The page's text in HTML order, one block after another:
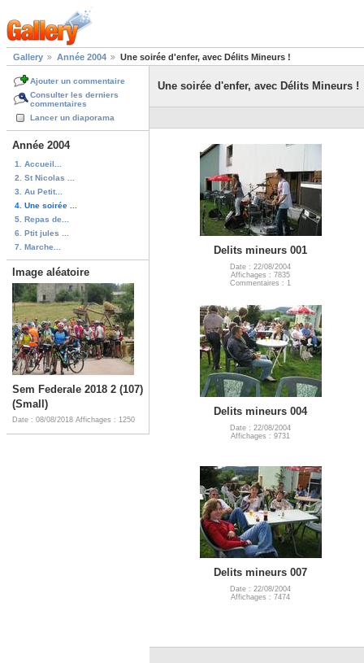
Gallery Année 2004 Une soirée d'enfer, avec Délits Mineurs !
Ajouter un commentaire
Consulter les derniers
commentaires
Lancer un diaporama
Année 2004
1. Accueil...
2. St Nicolas ...
3. Au Petit...
4. Une soirée ...
5. Repas de...
6. Ptit jules ...
7. Marche...
Image aléatoire
Sem Federale 2018 2 (107)
(Small)
Date : 08/08/2018 Affichages : 1250
Une soirée d'enfer, avec Délits Mineurs !
Delits mineurs 001
Date : 22/08/2004
Affichages : 7835
Commentaires : 1
Delits mineurs 004
Date : 22/08/2004
Affichages : 9731
Delits mineurs 007
Date : 22/08/2004
Affichages : 7474